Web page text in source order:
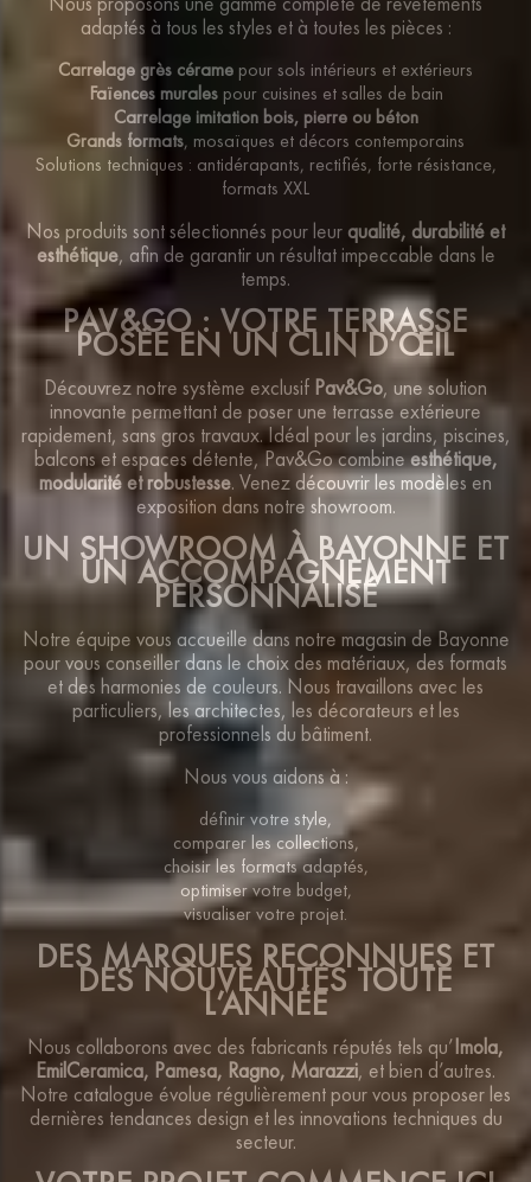
adaptés à tous les styles et à toutes les pièces :
Carrelage grès cérame pour sols intérieurs et extérieurs
Faïences muralespour cuisines et salles de bain
Carrelage imitation bois, pierre ou béton
Grands formats, mosaïques et décors contemporains
Solutions techniques : antidérapants, rectifiés, forte résistance,
formats XXL
Nos produits sont sélectionnés pour leur qualité, durabilité et
esthétique, afin de garantir un résultat impeccable dans le
temps.
PAV&GO : VOTRE TERRASSE
POSÉE EN UN CLIN D’ŒIL
Découvrez notre système exclusif Pav&Go, une solution
innovante permettant de poser une terrasse extérieure
rapidement, sans gros travaux. Idéal pour les jardins, piscines,
balcons et espaces détente, Pav&Go combineesthétique,
modularité et robustesse. Venez découvrir les modèles en
exposition dans notre showroom.
UN SHOWROOM À BAYONNE ET
UN ACCOMPAGNEMENT
PERSONNALISÉ
Notre équipe vous accueille dans notre magasin de Bayonne
pour vous conseiller dans le choix des matériaux, des formats
et des harmonies de couleurs. Nous travaillons avec les
particuliers, les architectes, les décorateurs et les
professionnels du bâtiment.
Nous vous aidons à :
définir votre style,
comparer les collections,
choisir les formats adaptés,
optimiser votre budget,
visualiser votre projet.
DES MARQUES RECONNUES ET
DES NOUVEAUTÉS TOUTE
L’ANNÉE
Nous collaborons avec des fabricants réputés tels qu’ Imola,
EmilCeramica, Pamesa, Ragno, Marazzi, et bien d’autres.
Notre catalogue évolue régulièrement pour vous proposer les
dernières tendances design et les innovations techniques du
secteur.